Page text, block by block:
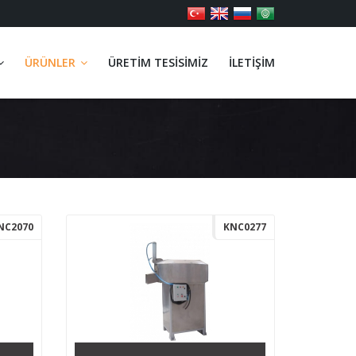
ÜRÜNLER ÜRETIM TESISIMIZ İLETIŞIM
KNC0277